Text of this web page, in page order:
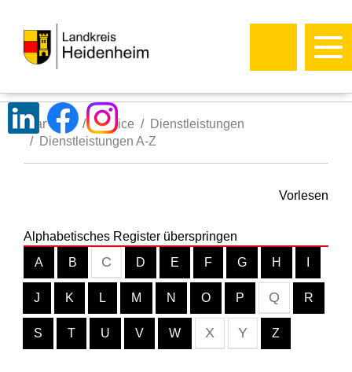
Startseite Service
Dienstleistungen
Dienstleistungen A-Z
Vorlesen
Alphabetisches Register überspringen
A
B C D E F G H
J K L M N O P Q R
S T U V W X Y Z